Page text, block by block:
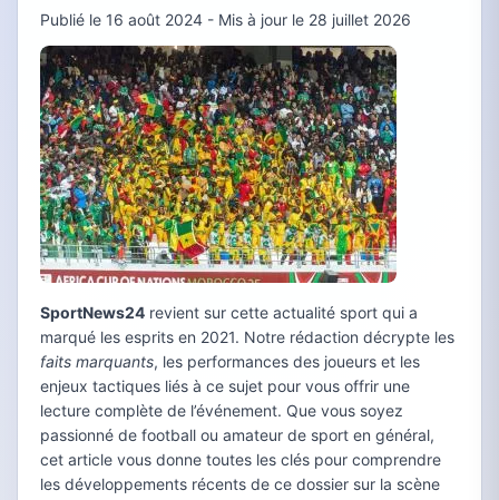
Publié le 16 août 2024 - Mis à jour le 28 juillet 2026
SportNews24 revient sur cette actualité sport qui a
marqué les esprits en 2021. Notre rédaction décrypte les
faits marquants, les performances des joueurs et les
enjeux tactiques liés à ce sujet pour vous offrir une
lecture complète de l’événement. Que vous soyez
passionné de football ou amateur de sport en général,
cet article vous donne toutes les clés pour comprendre
les développements récents de ce dossier sur la scène